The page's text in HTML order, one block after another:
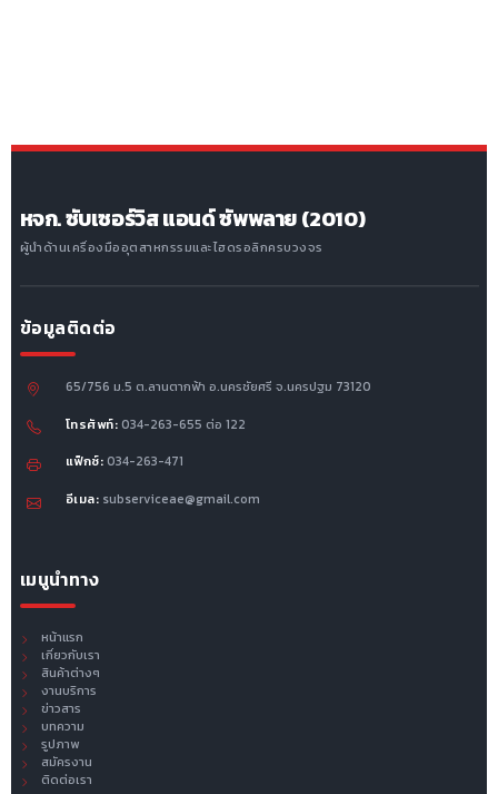
หจก. ซับเซอร์วิส แอนด์ ซัพพลาย (2010)
ผู้นำด้านเครื่องมืออุตสาหกรรมและไฮดรอลิกครบวงจร
ข้อมูลติดต่อ
65/756 ม.5 ต.ลานตากฟ้า อ.นครชัยศรี จ.นครปฐม 73120
โทรศัพท์: 034-263-655 ต่อ 122
แฟ็กซ์: 034-263-471
อีเมล: subserviceae@gmail.com
เมนูนำทาง
หน้าแรก
เกี่ยวกับเรา
สินค้าต่างๆ
งานบริการ
ข่าวสาร
บทความ
รูปภาพ
สมัครงาน
ติดต่อเรา